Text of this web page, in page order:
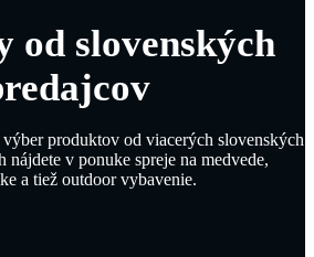
od slovenských
výber produktov od viacerých slovenských
nájdete v ponuke spreje na medvede,
a tiež outdoor vybavenie.